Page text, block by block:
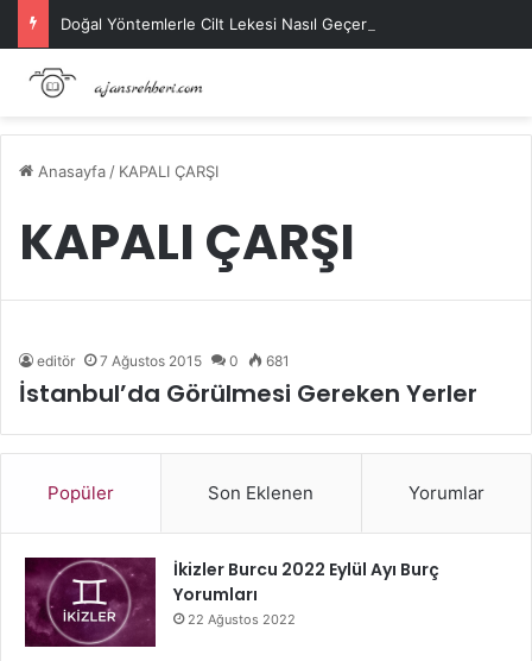
Doğal Yöntemlerle Cilt Lekesi Nasıl Geçer?
Anasayfa / KAPALI ÇARŞI
KAPALI ÇARŞI
editör 7 Ağustos 2015 0 681
İstanbul’da Görülmesi Gereken Yerler
Popüler Son Eklenen Yorumlar
İkizler Burcu 2022 Eylül Ayı Burç
Yorumları
22 Ağustos 2022